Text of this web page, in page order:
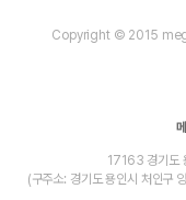
Copyright © 2015
17163 경기도
(구주소: 경기도 용인시 처인